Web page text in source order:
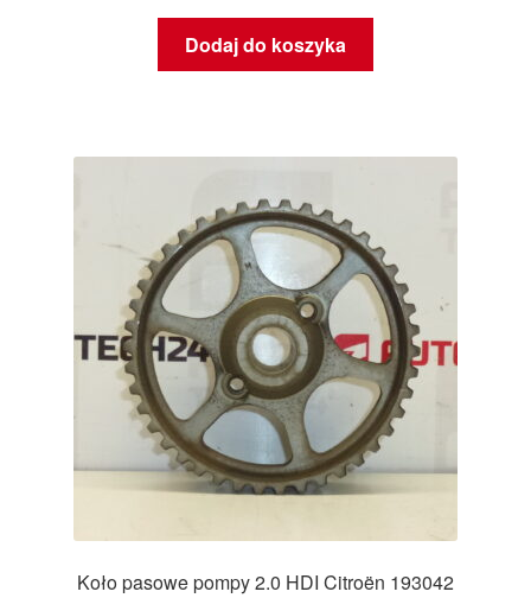
Dodaj do koszyka
Koło pasowe pompy 2.0 HDI Citroën 193042